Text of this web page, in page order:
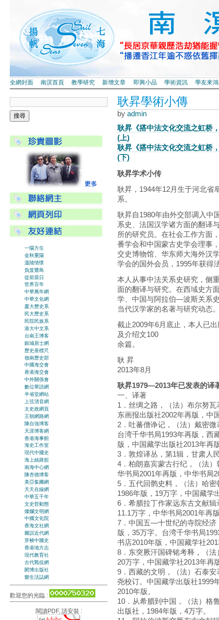
全網封面 南溟首頁 教學研究 新增文章 即興小品 學術資訊 學友來鴻
耿昇學術小傳
by admin
耿昇《搭中法文化交流之虹桥
(上)
耿昇《搭中法文化交流之虹桥
(下)
耿昇学术小传
耿昇，1944年12月生于河北省
系。
耿昇自1980年由外交部调入中
系史、法国汉学诸方面的翻译
所的研究员。在社会工作方面
番学会和中国蒙古史学会理事
交史博物馆、华东师大海外汉
学会的国外会员，1995年获得
本人从事中法关系史研究，侧
面的翻译与研究。在西域史方
学、中国与阿拉伯—波斯关系
当代汉学家的名著与研究动态
截止2009年6月底止，本人已
及介绍文100
余篇。
耿 昇
2013年8月
耿昇1979—2013年已发表的译
一、译著
1．丝绸之路，（法）布尔努
东画报出版社2002年再版，中
2．吐蕃僧诤记，（法）戴密
台湾千华书局1993年再版，西
版，中国藏学出版社2013年再
3．敦煌译丛，第1辑，甘肃人
4．柏朗嘉宾蒙古行纪，（法
华书局2001年再版，中华书局
5．五代回鹘史料，（法）哈
1986年版，19万字，中国藏学
6．希腊拉丁作家远东古文献
11.1万字，中华书局2001年再
7．中国五—十世纪的寺院经济
版，35万字。台湾千华书局
书店2010年版，中国藏学社
8．东突厥汗国碑铭考释，（
20万字，中国藏学社2013年再
9．西藏的文明，（法）石泰
尧校订。中国藏学出版社1999
2010年版。
10．从希腊到中国，（法）格
出版社，1984年版，4万字。
一陽方生
金秋重陽
溫陵情懷
負笈鷺島
從前當日
世界百年
中華萬年網
中華文化網
廈大歷史系
民大歷史系
民院民族系
港大中文系
台南王博客
銀城居士網
歷史座標尺
嶺南歷史部
中國海交會
香港海交會
中外關係會
數位華語網
半省堂網站
上弦清音網
太史政網頁
王朝網路網
陳自強博客
天涯博客網
香港海事館
海史工作室
現代中國史
海上絲路舘
南海中心網
陳杏德博客
美亞集團網
天天在線網
中華五千年
文史哲動態
燦爛文明網
中國文化院
香海文社網
圖説近代網
穿梭中國史
香港地方志
現代教育社
古代戰役網
閎博出版社
樂生活誌網
歡迎您的光臨 :
閱讀PDF, 請安裝 :